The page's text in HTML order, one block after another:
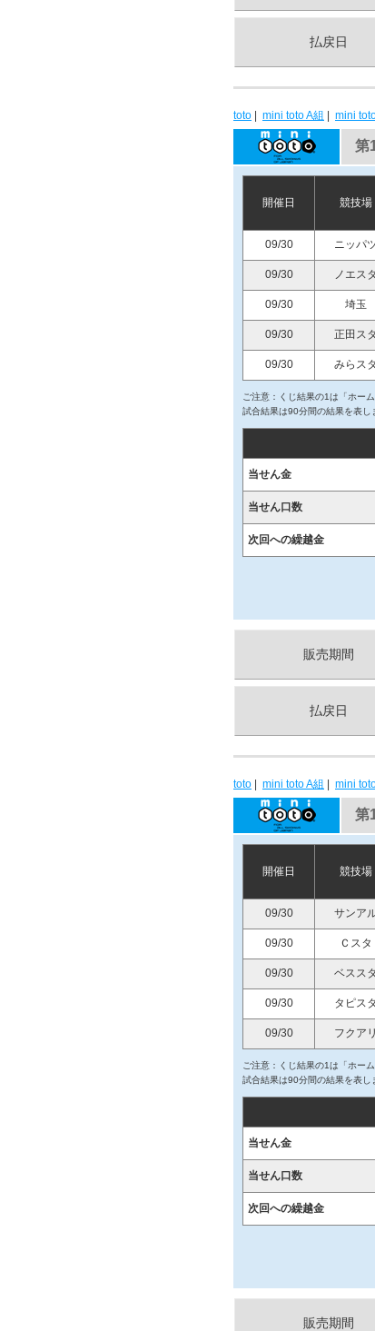
払戻日
toto mini toto A組 mini
第
開催日 競技場
09/30 ニッパ
09/30 ノエスタ
09/30 埼玉
09/30 正田スタ
09/30 みらスタ
ご注意：くじ結果の1は「ホー
試合結果は90分間の結果を表し
当せん金
当せん口数
次回への繰越金
販売期間
払戻日
toto mini toto A組 mini
第
開催日 競技場
09/30 サンア
09/30 Ｃスタ
09/30 ベススタ
09/30 タピスタ
09/30 フクアリ
ご注意：くじ結果の1は「ホー
試合結果は90分間の結果を表し
当せん金
当せん口数
次回への繰越金
販売期間